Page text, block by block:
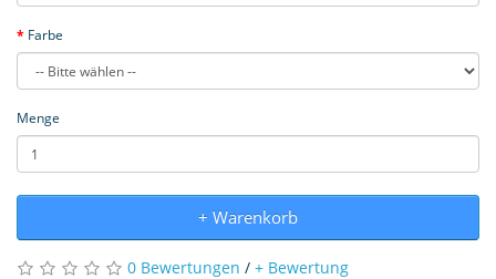
Farbe
Menge
+ Warenkorb
0 Bewertungen / + Bewertung